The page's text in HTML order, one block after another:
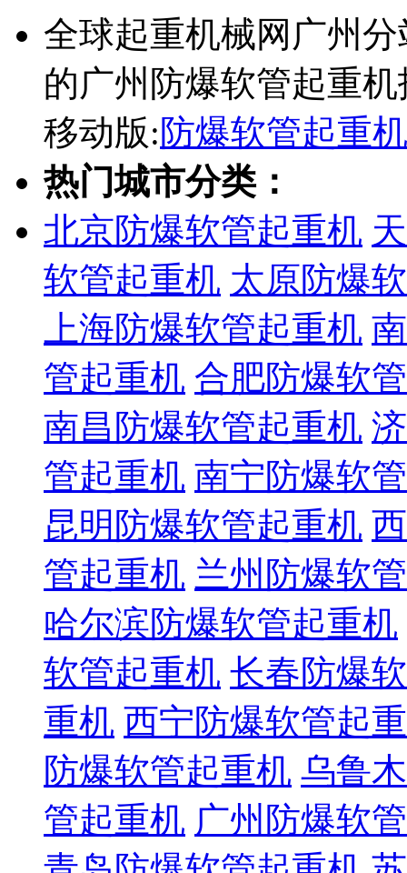
全球起重机械网广州
的广州防爆软管起重
移动版:防爆软管起重机
热门城市分类：
北京防爆软管起重机
软管起重机 太原防爆
上海防爆软管起重机
管起重机 合肥防爆软
南昌防爆软管起重机
管起重机 南宁防爆软
昆明防爆软管起重机
管起重机 兰州防爆软
哈尔滨防爆软管起重机
软管起重机 长春防爆
重机 西宁防爆软管起
防爆软管起重机 乌鲁
管起重机 广州防爆软